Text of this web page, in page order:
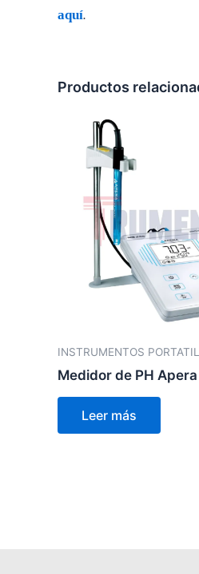
aquí.
Productos
INSTRUMENTOS
Medidor de PH
Leer más